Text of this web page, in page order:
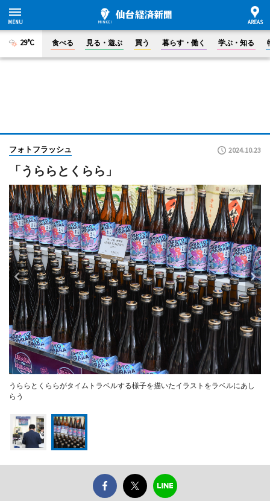
29°C 食べる 見る・遊ぶ 買う 暮らす・働く 学ぶ・知る
フォトフラッシュ 2024.10.23
「うららとくらら」
うららとくららがタイムトラベルする様子を描いたイラストをラベルにあし
らう